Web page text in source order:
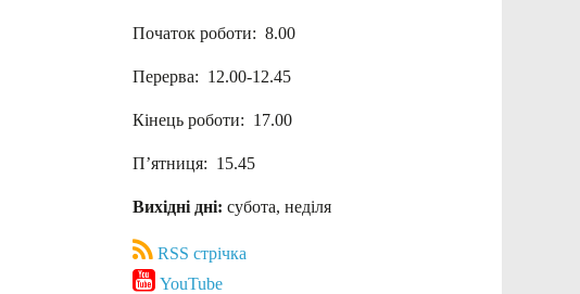
Початок роботи: 8.00
Перерва: 12.00-12.45
Кінець роботи: 17.00
П’ятниця: 15.45
Вихідні дні: субота, неділя
RSS стрічка
YouTube